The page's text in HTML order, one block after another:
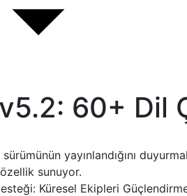
60+ Dil
yayınlandığını
sunuyor.
Küresel Ekipleri